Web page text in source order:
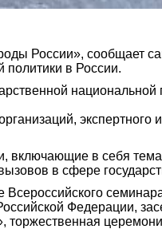
России», сообщает
политики в России.
включающие в себя
в сфере
Федерации,
торжественная